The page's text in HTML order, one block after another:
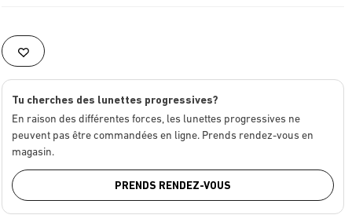
Tu cherches des lunettes progressives?
En raison des différentes forces, les lunettes progressives ne
peuvent pas être commandées en ligne. Prends rendez-vous en
magasin.
PRENDS RENDEZ-VOUS